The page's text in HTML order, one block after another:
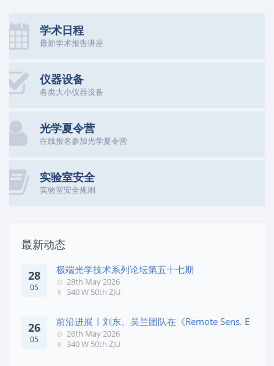
学术日程
最新学术报告讲座
仪器设备
各类大小仪器设备
光学夏令营
在线报名参加光学夏令营
实验室安全
实验室安全规则
最新动态
28
05
极端光学技术系列论坛第五十七期
28th May 2026
340 W 50th ZJU
26
05
前沿进展 | 刘东、吴兰团队在《Remote Sens. E
26th May 2026
340 W 50th ZJU